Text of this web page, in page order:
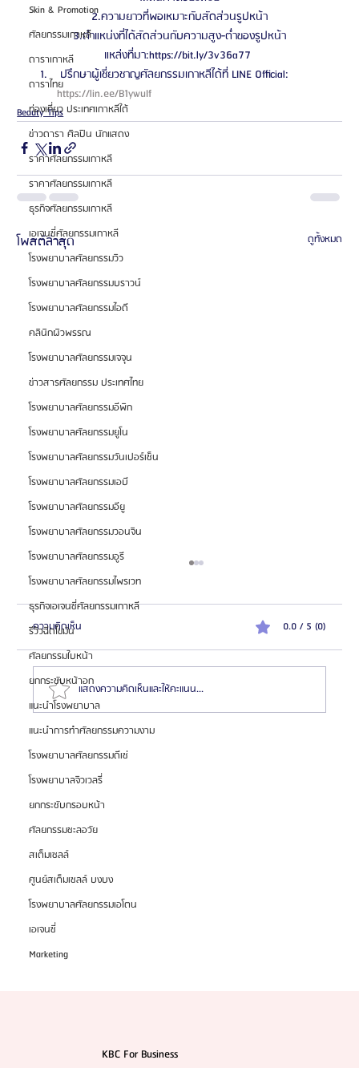
Skin & Promotion
ศัลยกรรมเกาหลี
ดาราเกาหลี
ดาราไทย
ท่องเที่ยว ประเทศเกาหลีใต้
ข่าวดารา ศิลปิน นักแสดง
ราคาศัลยกรรมเกาหลี
ราคาศัลยกรรมเกาหลี
ธุรกิจศัลยกรรมเกาหลี
เอเจนซี่ศัลยกรรมเกาหลี
โรงพยาบาลศัลยกรรมวิว
โรงพยาบาลศัลยกรรมบราวน์
โรงพยาบาลศัลยกรรมไอดี
คลินิกผิวพรรณ
โรงพยาบาลศัลยกรรมเจจุน
ข่าวสารศัลยกรรม ประเทศไทย
โรงพยาบาลศัลยกรรมอีพิก
โรงพยาบาลศัลยกรรมยูโน
โรงพยาบาลศัลยกรรมวันเปอร์เซ็น
โรงพยาบาลศัลยกรรมเอบี
โรงพยาบาลศัลยกรรมอียู
โรงพยาบาลศัลยกรรมวอนจิน
โรงพยาบาลศัลยกรรมอูรี
โรงพยาบาลศัลยกรรมไพรเวท
ธุรกิจเอเจนซี่ศัลยกรรมเกาหลี
รีวิวฉีดไขมัน
ศัลยกรรมใบหน้า
ยกกระชับหน้าอก
แนะนำโรงพยาบาล
แนะนำการทำศัลยกรรมความงาม
โรงพยาบาลศัลยกรรมดีเซ่
โรงพยาบาลจิวเวลรี่
ยกกระชับกรอบหน้า
ศัลยกรรมชะลอวัย
สเต็มเซลล์
ศูนย์สเต็มเซลล์ บงบง
โรงพยาบาลศัลยกรรมเอโตน
เอเจนซี่
Marketing
2.ความยาวที่พอเหมาะกับสัดส่วนรูปหน้า
3.ตำแหน่งที่ได้สัดส่วนกับความสูง-ต่ำของรูปหน้า
แหล่งที่มา:https://bit.ly/3v36a77
ปรึกษาผู้เชี่ยวชาญศัลยกรรมเกาหลีได้ที่ LINE Official:
https://lin.ee/B1ywuIf
Beauty Tips
โพสต์ล่าสุด ดูทั้งหมด
สมัครตัวแทน "เอเจนซี่ศัลยกรรมจีน" เทรนด์โอกาสสร้าง
รายได้สูงในตลาด
ความคิดเห็น 0.0 / 5 (0)
แสดงความคิดเห็นและให้คะแนน...
KBC For Business